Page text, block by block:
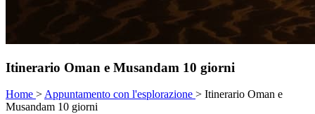
Itinerario Oman e Musandam 10 giorni
Home > Appuntamento con l'esplorazione > Itinerario Oman e
Musandam 10 giorni